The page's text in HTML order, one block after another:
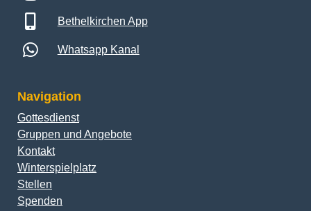
Bethelkirchen App
Whatsapp Kanal
Navigation
Gottesdienst
Gruppen und Angebote
Kontakt
Winterspielplatz
Stellen
Spenden